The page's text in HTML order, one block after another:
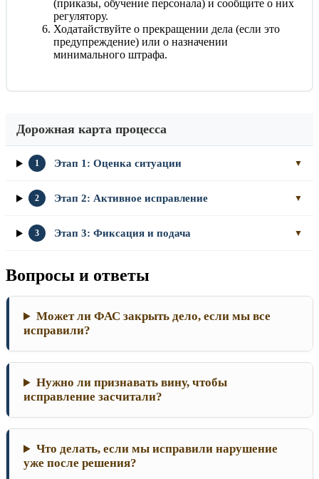
(приказы, обучение персонала) и сообщите о них
регулятору.
Ходатайствуйте о прекращении дела (если это
предупреждение) или о назначении
минимального штрафа.
Дорожная карта процесса
1 Этап 1: Оценка ситуации ▼
2 Этап 2: Активное исправление ▼
3 Этап 3: Фиксация и подача ▼
Вопросы и ответы
Может ли ФАС закрыть дело, если мы все
исправили?
Нужно ли признавать вину, чтобы
исправление засчитали?
Что делать, если мы исправили нарушение
уже после решения?